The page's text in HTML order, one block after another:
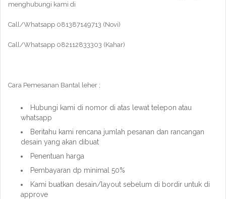
menghubungi kami di
Call/Whatsapp 081387149713 (Novi)
Call/Whatsapp 082112833303 (Kahar)
Cara Pemesanan Bantal leher ;
Hubungi kami di nomor di atas lewat telepon atau
whatsapp
Beritahu kami rencana jumlah pesanan dan rancangan
desain yang akan dibuat
Penentuan harga
Pembayaran dp minimal 50%
Kami buatkan desain/layout sebelum di bordir untuk di
approve